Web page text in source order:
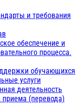
и требования
обеспечение и
процесса.
обучающихся
услуги
деятельность
(перевода)